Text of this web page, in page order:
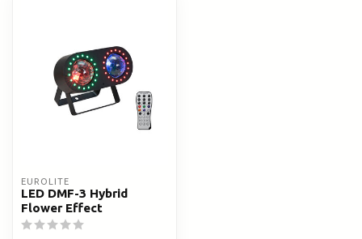
EUROLITE
LED DMF-3 Hybrid
Flower Effect